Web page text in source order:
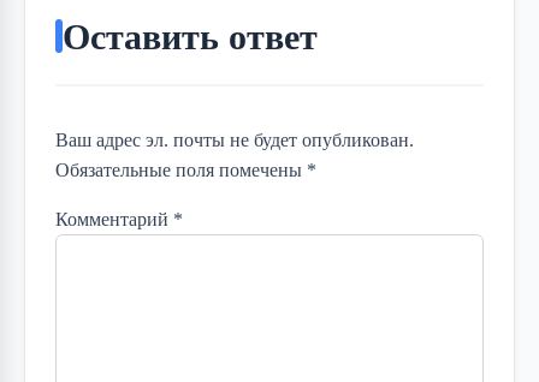
Оставить ответ
Ваш адрес эл. почты не будет опубликован.
Обязательные поля помечены *
Комментарий *